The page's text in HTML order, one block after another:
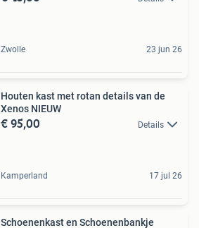
Zwolle 23 jun 26
Houten kast met rotan details van de
Xenos NIEUW
€ 95,00 Details
Kamperland 17 jul 26
Schoenenkast en Schoenenbankje